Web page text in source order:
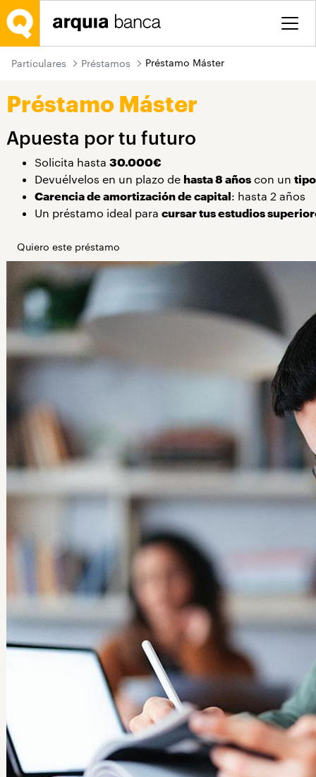
Saltar al contenido principal
Particulares Préstamos Préstamo Máster
Préstamo Máster
Apuesta por tu futuro
Solicita hasta 30.000€
Devuélvelos en un plazo de hasta 8 añoscon un
Carencia de amortización de capital: hasta 2 años
Un préstamo ideal para cursar tus estudios
Quiero este préstamo